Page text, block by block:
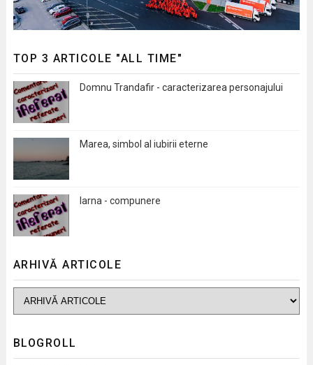
TOP 3 ARTICOLE "ALL TIME"
Domnu Trandafir - caracterizarea personajului
Marea, simbol al iubirii eterne
Iarna - compunere
ARHIVĂ ARTICOLE
BLOGROLL